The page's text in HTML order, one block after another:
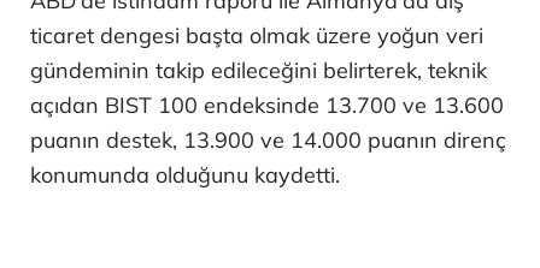
ticaret dengesi başta olmak üzere yoğun veri
gündeminin takip edileceğini belirterek, teknik
açıdan BIST 100 endeksinde 13.700 ve 13.600
puanın destek, 13.900 ve 14.000 puanın direnç
konumunda olduğunu kaydetti.